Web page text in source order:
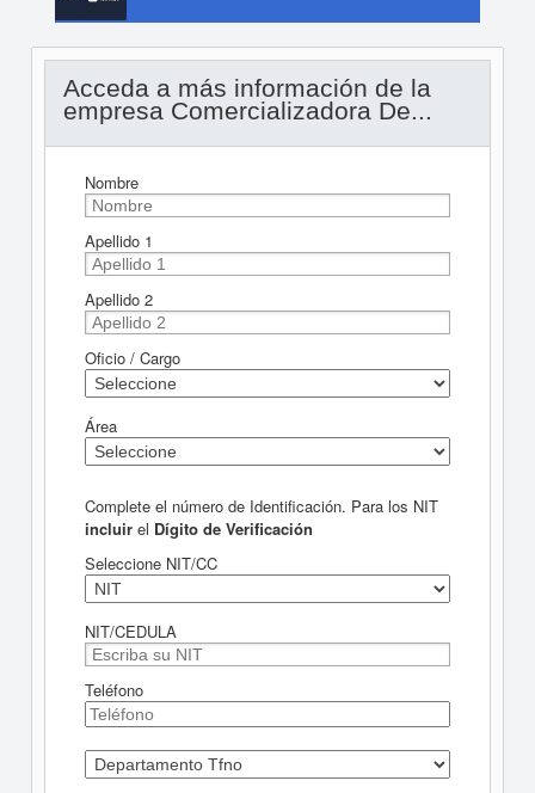
Acceda a más información de la
empresa Comercializadora De...
Nombre
Apellido 1
Apellido 2
Oficio / Cargo
Área
Complete el número de Identificación. Para los NIT
incluirel Dígito de Verificación
Seleccione NIT/CC
NIT/CEDULA
Teléfono